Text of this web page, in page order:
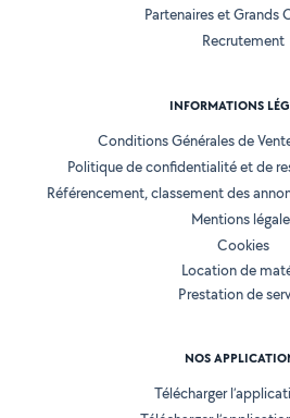
Partenaires et Grands
Recrutement
INFORMATIONS
Conditions Générales de
Politique de confidentialité et de
Référencement, classement des
Mentions
Cookies
Location de
Prestation de
NOS
Télécharger